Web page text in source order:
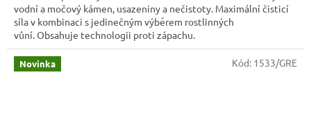
vodní a močový kámen, usazeniny a nečistoty. Maximální čisticí
síla v kombinaci s jedinečným výběrem rostlinných
vůní. Obsahuje technologii proti zápachu.
Novinka Kód: 1533/GRE